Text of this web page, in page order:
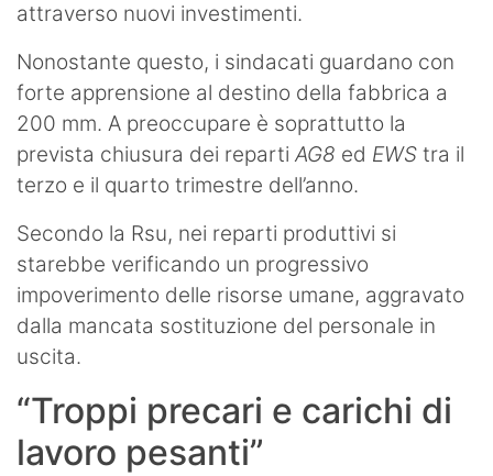
attraverso nuovi investimenti.
Nonostante questo, i sindacati guardano con
forte apprensione al destino della fabbrica a
200 mm. A preoccupare è soprattutto la
prevista chiusura dei reparti AG8 ed EWS tra il
terzo e il quarto trimestre dell’anno.
Secondo la Rsu, nei reparti produttivi si
starebbe verificando un progressivo
impoverimento delle risorse umane, aggravato
dalla mancata sostituzione del personale in
uscita.
“Troppi precari e carichi di
lavoro pesanti”